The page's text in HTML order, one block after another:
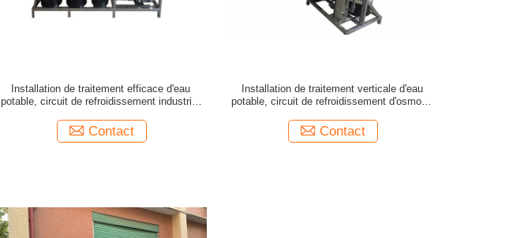
Installation de traitement efficace d'eau
potable, circuit de refroidissement industriel
Contact
Installation de traitement verticale d'eau
potable, circuit de refroidissement d'osmose
Contact